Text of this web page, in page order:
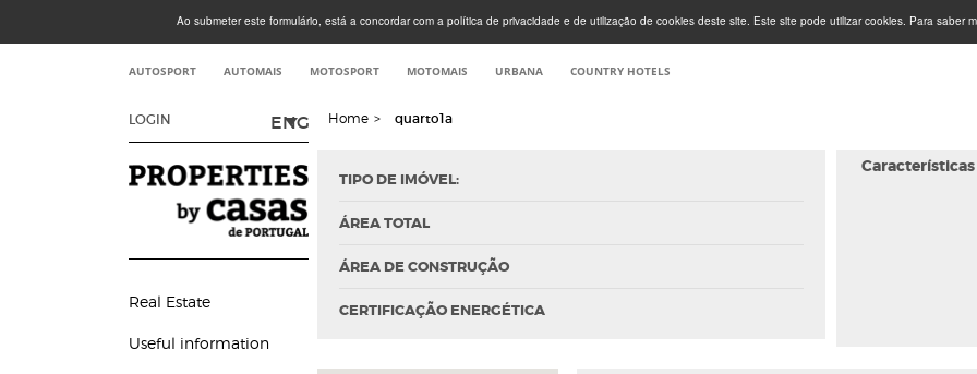
Ao submeter este formulário, está a concordar com a política de privacidade e de utilização de cookies deste site. Este site pode utilizar cookies. Para saber
AUTOSPORT AUTOMAIS MOTOSPORT MOTOMAIS URBANA COUNTRY HOTELS
LOGIN ENG
Real Estate
Useful information
Home > quarto1a
TIPO DE IMÓVEL:
ÁREA TOTAL
ÁREA DE CONSTRUÇÃO
CERTIFICAÇÃO ENERGÉTICA
Características